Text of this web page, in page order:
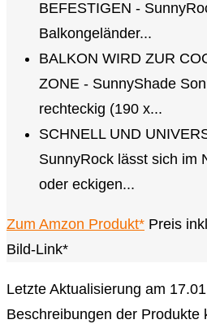
BEFESTIGEN -
Balkongeländer...
BALKON WIRD ZUR
ZONE - SunnyShade
rechteckig (190 x...
SCHNELL UND
SunnyRock lässt sich im
oder eckigen...
Zum Amzon Produkt* Preis
Bild-Link*
Letzte Aktualisierung am
Beschreibungen der Produkte